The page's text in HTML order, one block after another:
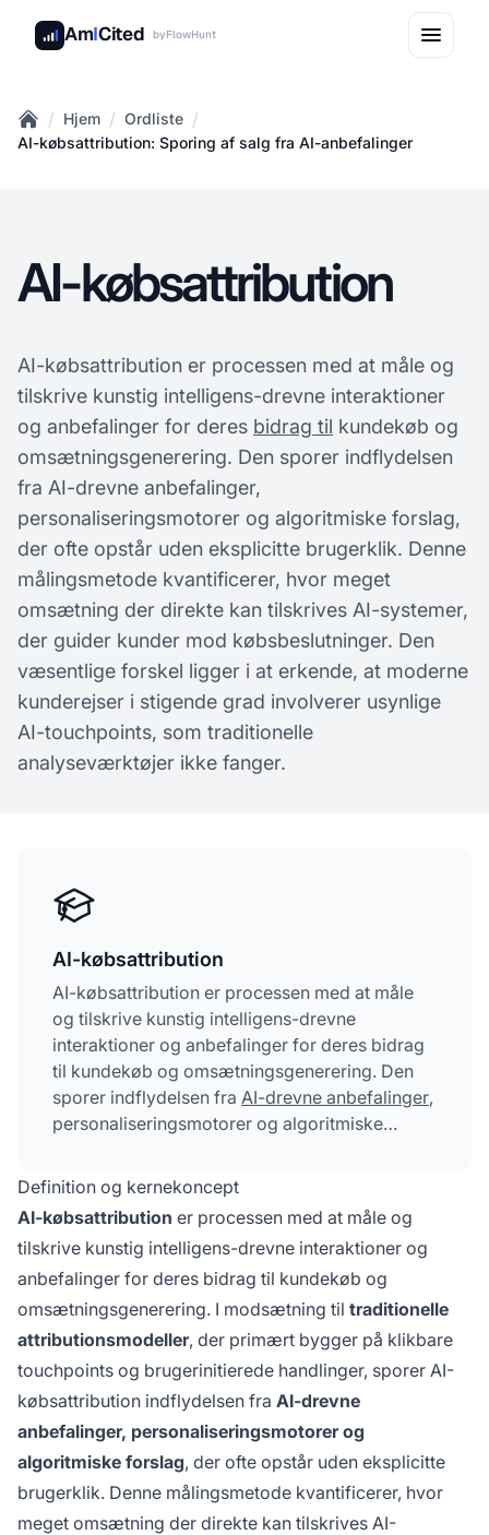
AmICited byFlowHunt
Home
/ Hjem / Ordliste /
AI-købsattribution: Sporing af salg fra AI-anbefalinger
AI-købsattribution
AI-købsattribution er processen med at måle og
tilskrive kunstig intelligens-drevne interaktioner
og anbefalinger for deres bidrag til kundekøb og
omsætningsgenerering. Den sporer indflydelsen
fra AI-drevne anbefalinger,
personaliseringsmotorer og algoritmiske forslag,
der ofte opstår uden eksplicitte brugerklik. Denne
målingsmetode kvantificerer, hvor meget
omsætning der direkte kan tilskrives AI-systemer,
der guider kunder mod købsbeslutninger. Den
væsentlige forskel ligger i at erkende, at moderne
kunderejser i stigende grad involverer usynlige
AI-touchpoints, som traditionelle
analyseværktøjer ikke fanger.
AI-købsattribution
AI-købsattribution er processen med at måle
og tilskrive kunstig intelligens-drevne
interaktioner og anbefalinger for deres bidrag
til kundekøb og omsætningsgenerering. Den
sporer indflydelsen fra AI-drevne anbefalinger,
personaliseringsmotorer og algoritmiske
brugerklik. Denne målingsmetode kvantificerer,
hvor meget omsætning der direkte kan
tilskrives AI-systemer, der guider kunder mod
købsbeslutninger. Den væsentlige forskel
ligger i at erkende, at moderne kunderejser i
stigende grad involverer usynlige AI-
touchpoints, som traditionelle
analyseværktøjer ikke fanger.
Definition og kernekoncept
AI-købsattribution er processen med at måle og
tilskrive kunstig intelligens-drevne interaktioner og
anbefalinger for deres bidrag til kundekøb og
omsætningsgenerering. I modsætning til traditionelle
attributionsmodeller, der primært bygger på klikbare
touchpoints og brugerinitierede handlinger, sporer AI-
købsattribution indflydelsen fra AI-drevne
anbefalinger, personaliseringsmotorer og
algoritmiske forslag, der ofte opstår uden eksplicitte
brugerklik. Denne målingsmetode kvantificerer, hvor
meget omsætning der direkte kan tilskrives AI-